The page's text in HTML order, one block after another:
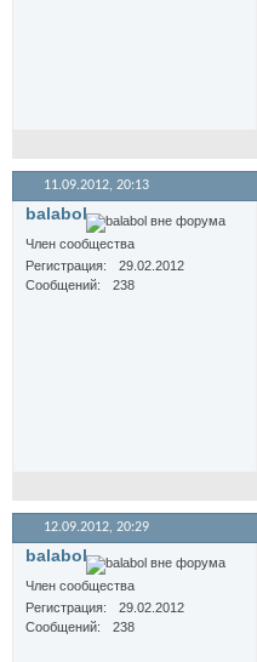
11.09.2012, 20:13
balabol
Член сообщества
Регистрация
29.02.2012
Сообщений
238
12.09.2012, 20:29
balabol
Член сообщества
Регистрация
29.02.2012
Сообщений
238